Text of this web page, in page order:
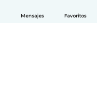
Mensajes Favoritos